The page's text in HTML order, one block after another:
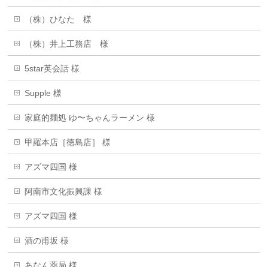
（株）ひなた 様
（株）井上工務店 様
5star英会話 様
Supple 様
家庭的麺処 ゆ〜ちゃんラーメン 様
甲羅本店［徳島店］ 様
アズマ四国 様
阿南市文化振興課 様
アズマ四国 様
酒の甫坂 様